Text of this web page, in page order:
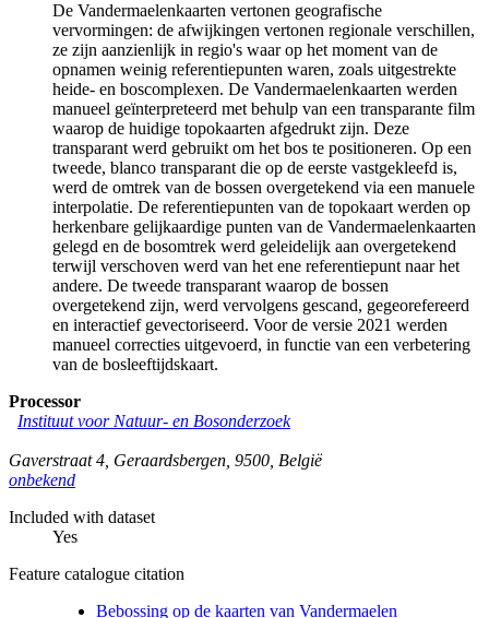
De Vandermaelenkaarten vertonen geografische
vervormingen: de afwijkingen vertonen regionale verschillen,
ze zijn aanzienlijk in regio's waar op het moment van de
opnamen weinig referentiepunten waren, zoals uitgestrekte
heide- en boscomplexen. De Vandermaelenkaarten werden
manueel geïnterpreteerd met behulp van een transparante film
waarop de huidige topokaarten afgedrukt zijn. Deze
transparant werd gebruikt om het bos te positioneren. Op een
tweede, blanco transparant die op de eerste vastgekleefd is,
werd de omtrek van de bossen overgetekend via een manuele
interpolatie. De referentiepunten van de topokaart werden op
herkenbare gelijkaardige punten van de Vandermaelenkaarten
gelegd en de bosomtrek werd geleidelijk aan overgetekend
terwijl verschoven werd van het ene referentiepunt naar het
andere. De tweede transparant waarop de bossen
overgetekend zijn, werd vervolgens gescand, gegeorefereerd
en interactief gevectoriseerd. Voor de versie 2021 werden
manueel correcties uitgevoerd, in functie van een verbetering
van de bosleeftijdskaart.
Processor
Instituut voor Natuur- en Bosonderzoek
Gaverstraat 4 Geraardsbergen 9500 België
onbekend
Included with dataset
Yes
Feature catalogue citation
Bebossing op de kaarten van Vandermaelen